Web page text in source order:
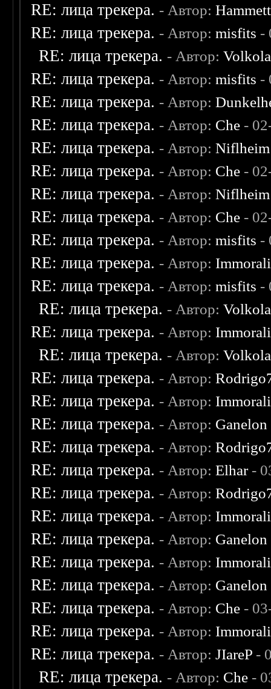
RE: лица трекера. - Автор:Hammett
RE: лица трекера. - Автор:misfits -
RE: лица трекера. - Автор:
RE: лица трекера. - Автор:misfits -
RE: лица трекера. - Автор:
RE: лица трекера. - Автор: Che -
RE: лица трекера. - Автор:Niflheim
RE: лица трекера. - Автор: Che -
RE: лица трекера. - Автор:Niflheim
RE: лица трекера. - Автор: Che -
RE: лица трекера. - Автор:misfits -
RE: лица трекера. - Автор:
RE: лица трекера. - Автор:misfits -
RE: лица трекера. - Автор:
RE: лица трекера. - Автор:
RE: лица трекера. - Автор:
RE: лица трекера. - Автор:
RE: лица трекера. - Автор:
RE: лица трекера. - Автор: Ganelon
RE: лица трекера. - Автор:
RE: лица трекера. - Автор:Elhar-
RE: лица трекера. - Автор:
RE: лица трекера. - Автор:
RE: лица трекера. - Автор: Ganelon
RE: лица трекера. - Автор:
RE: лица трекера. - Автор: Ganelon
RE: лица трекера. - Автор: Che -
RE: лица трекера. - Автор:
RE: лица трекера. - Автор:JIareP -
RE: лица трекера. - Автор: Che -